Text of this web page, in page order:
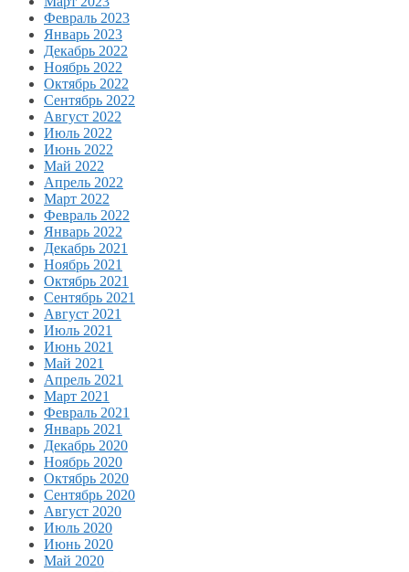
Февраль 2023
Январь 2023
Декабрь 2022
Ноябрь 2022
Октябрь 2022
Сентябрь 2022
Август 2022
Июль 2022
Июнь 2022
Май 2022
Апрель 2022
Март 2022
Февраль 2022
Январь 2022
Декабрь 2021
Ноябрь 2021
Октябрь 2021
Сентябрь 2021
Август 2021
Июль 2021
Июнь 2021
Май 2021
Апрель 2021
Март 2021
Февраль 2021
Январь 2021
Декабрь 2020
Ноябрь 2020
Октябрь 2020
Сентябрь 2020
Август 2020
Июль 2020
Июнь 2020
Май 2020